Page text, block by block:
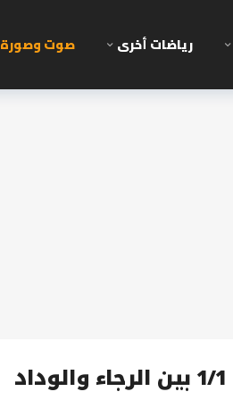
رياضات أخرى صوت وصورة